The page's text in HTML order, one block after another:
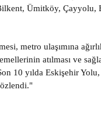
Ümitköy, Çayyolu,
metro ulaşımına
atılması ve
10 yılda Eskişehir